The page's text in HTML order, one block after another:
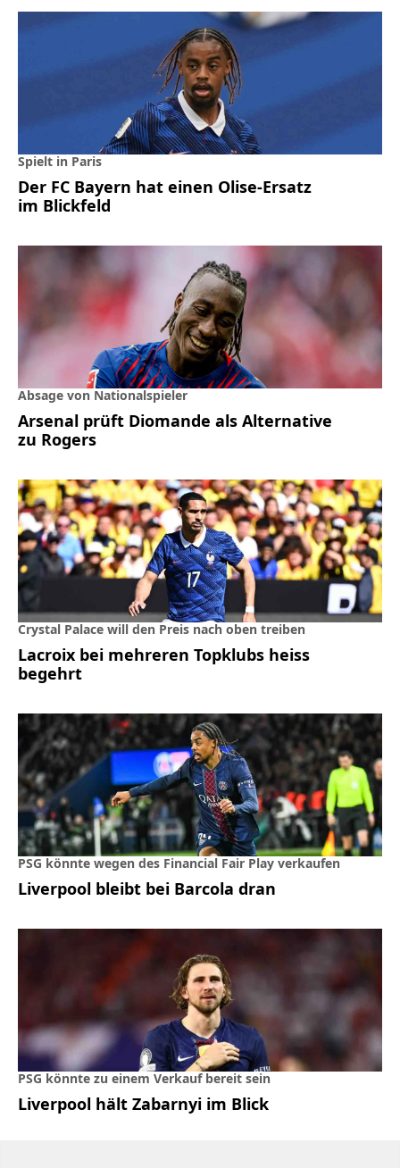
Spielt in Paris
Der FC Bayern hat einen Olise-Ersatz
im Blickfeld
Absage von Nationalspieler
Arsenal prüft Diomande als Alternative
zu Rogers
Crystal Palace will den Preis nach oben treiben
Lacroix bei mehreren Topklubs heiss
begehrt
PSG könnte wegen des Financial Fair Play verkaufen
Liverpool bleibt bei Barcola dran
PSG könnte zu einem Verkauf bereit sein
Liverpool hält Zabarnyi im Blick